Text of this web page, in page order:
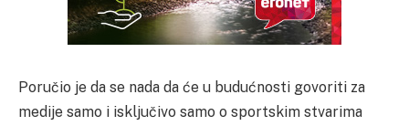
Poručio je da se nada da će u budućnosti govoriti za
medije samo i isključivo samo o sportskim stvarima